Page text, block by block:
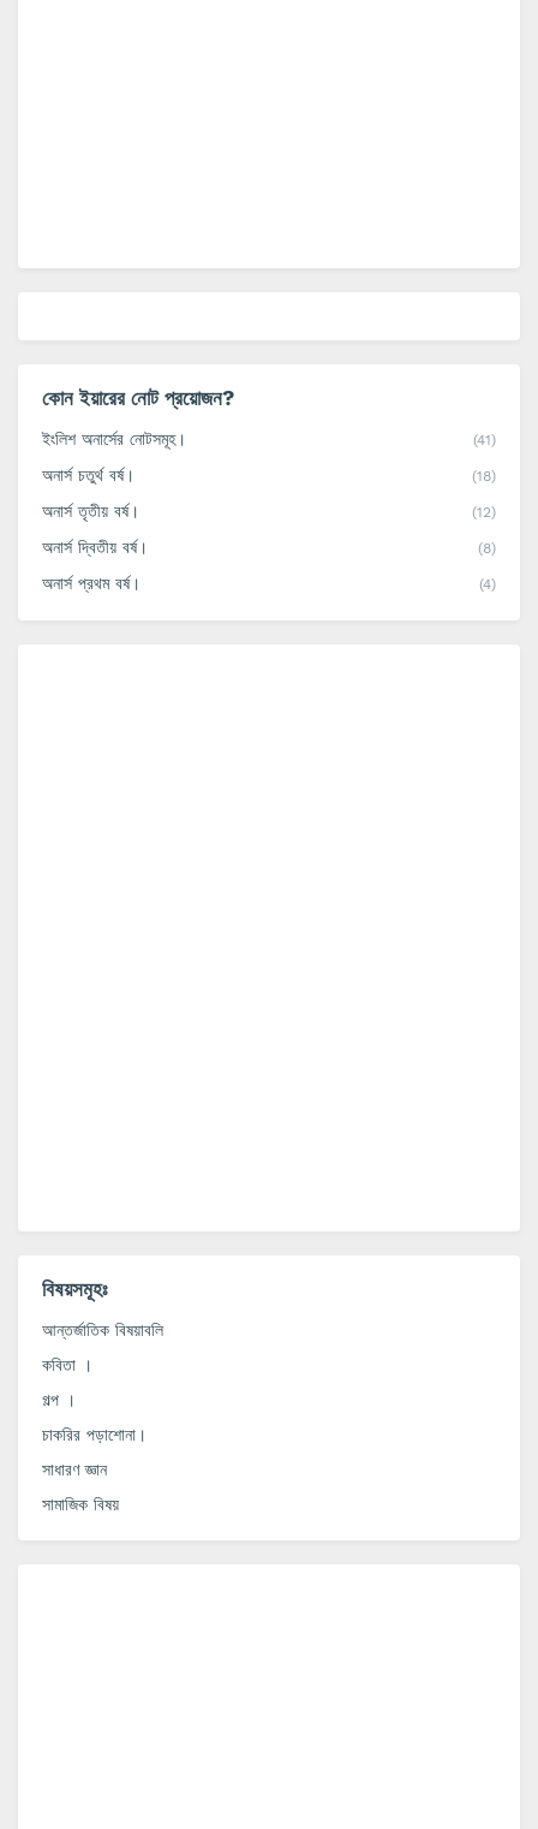
কোন ইয়ারের নোট প্রয়োজন?
ইংলিশ অনার্সের নোটসমূহ। (41)
অনার্স চতুর্থ বর্ষ। (18)
অনার্স তৃতীয় বর্ষ। (12)
অনার্স দ্বিতীয় বর্ষ। (8)
অনার্স প্রথম বর্ষ। (4)
বিষয়সমূহঃ
আন্তর্জাতিক বিষয়াবলি
কবিতা ।
গল্প ।
চাকরির পড়াশোনা।
সাধারণ জ্ঞান
সামাজিক বিষয়